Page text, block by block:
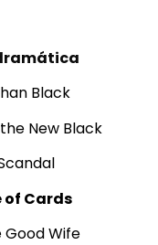
Black
New Black
of Cards
Good Wife